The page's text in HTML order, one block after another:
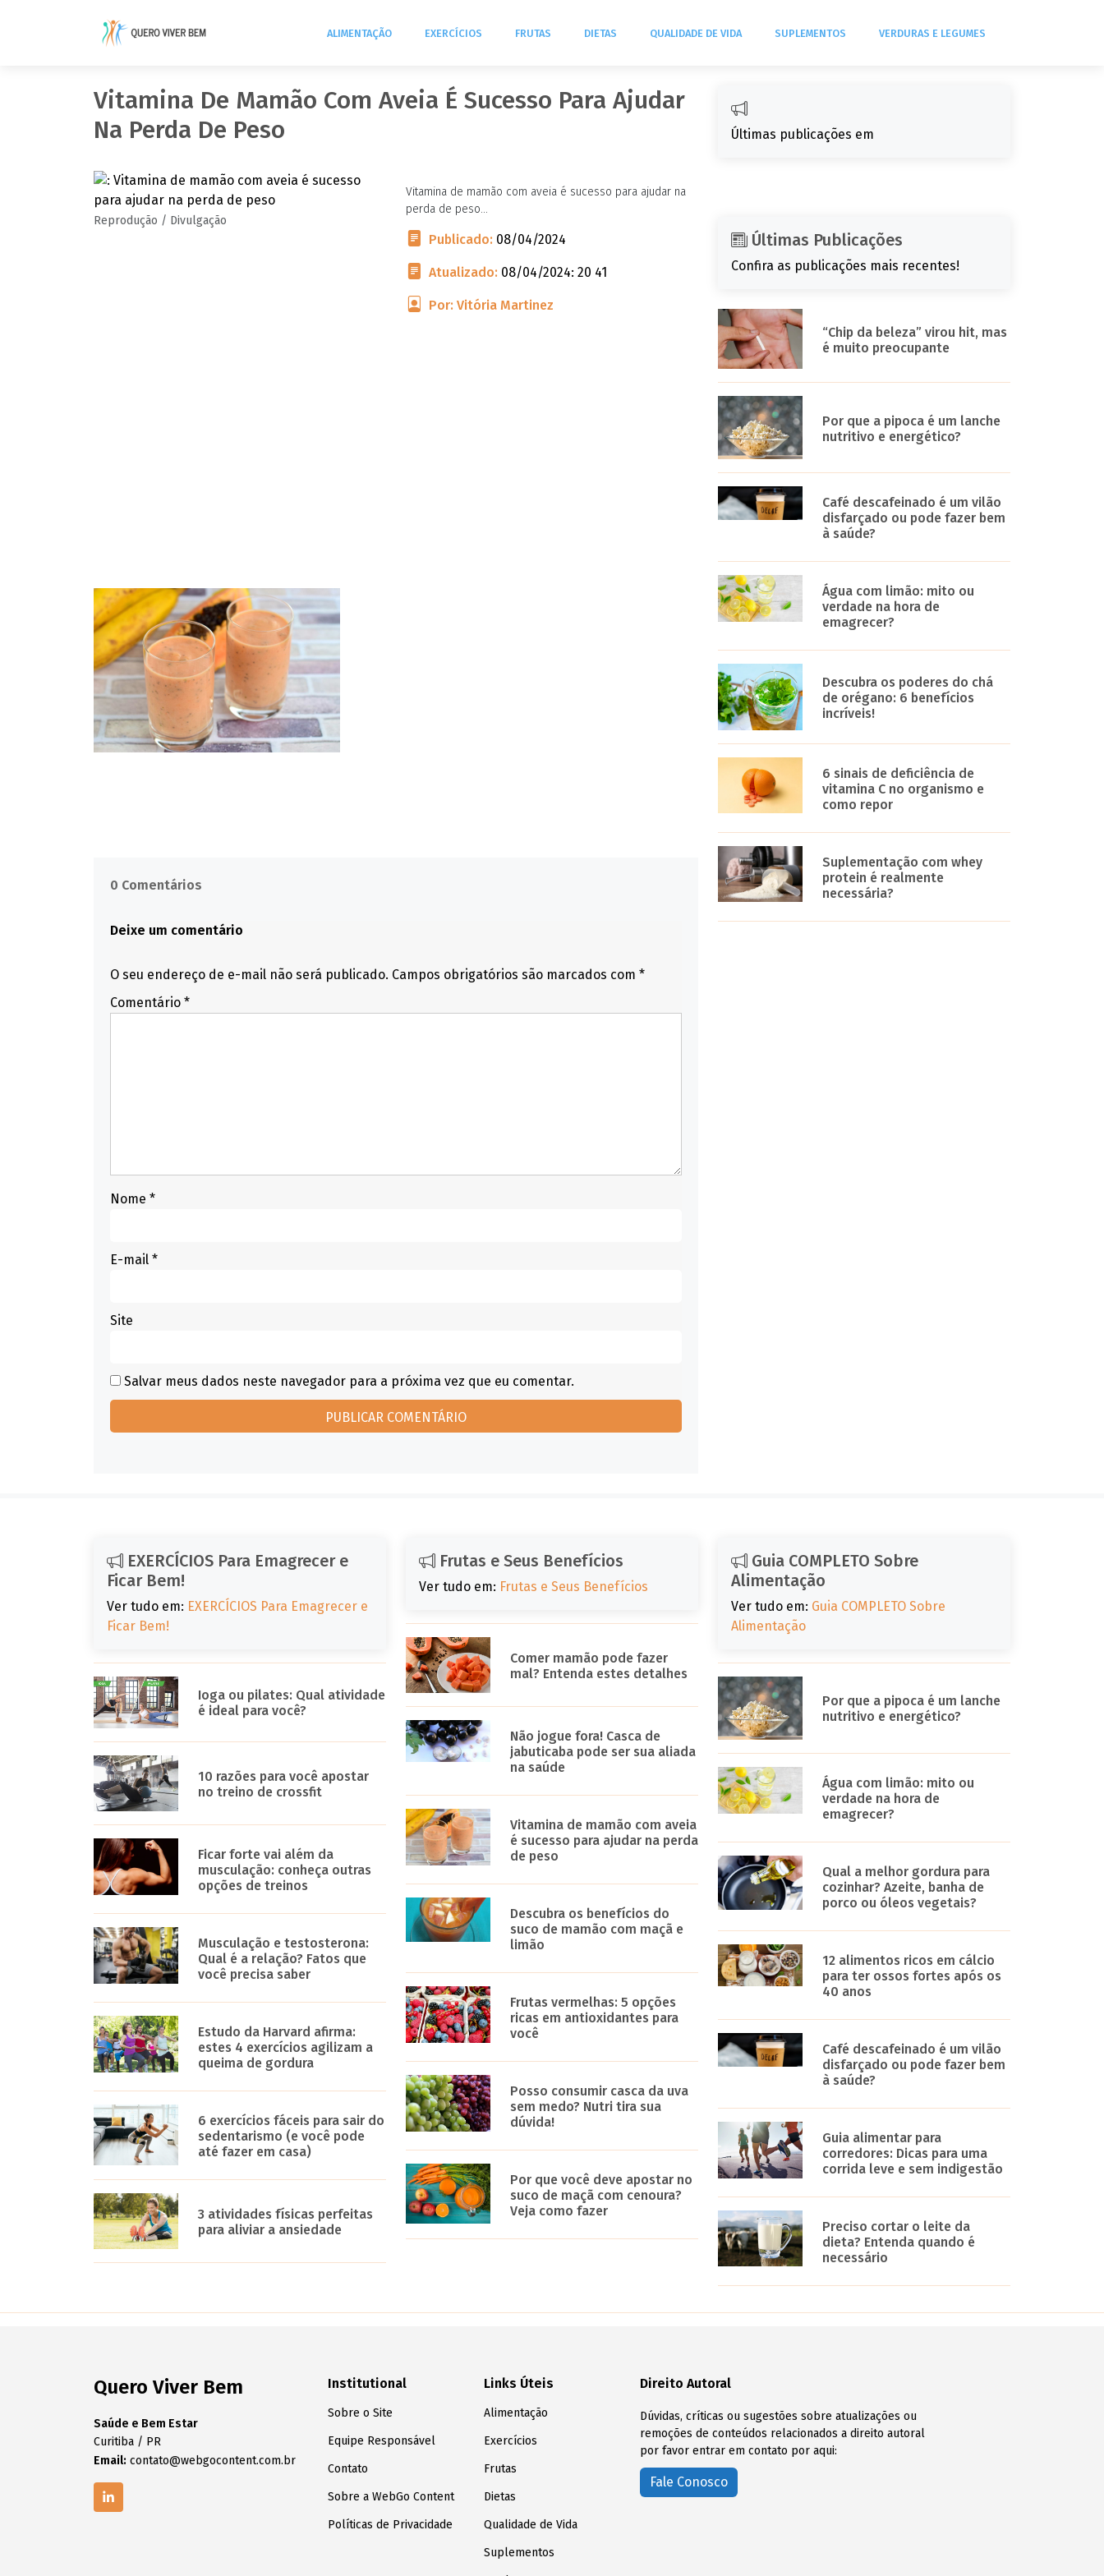
ALIMENTAÇÃO EXERCÍCIOS FRUTAS DIETAS QUALIDADE DE VIDA SUPLEMENTOS VERDURAS E LEGUMES
Vitamina De Mamão Com Aveia É Sucesso Para Ajudar
Na Perda De Peso
Reprodução / Divulgação
Vitamina de mamão com aveia é sucesso para ajudar na
perda de peso...
Publicado: 08/04/2024
Atualizado: 08/04/2024: 20 41
Por: Vitória Martinez
0 Comentários
Deixe um comentário
O seu endereço de e-mail não será publicado. Campos obrigatórios são marcados com *
Comentário *
Nome *
E-mail *
Site
Salvar meus dados neste navegador para a próxima vez que eu comentar.
Últimas publicações em
Últimas Publicações
Confira as publicações mais recentes!
“Chip da beleza” virou hit, mas
é muito preocupante
Por que a pipoca é um lanche
nutritivo e energético?
Café descafeinado é um vilão
disfarçado ou pode fazer bem
à saúde?
Água com limão: mito ou
verdade na hora de
emagrecer?
Descubra os poderes do chá
de orégano: 6 benefícios
incríveis!
6 sinais de deficiência de
vitamina C no organismo e
como repor
Suplementação com whey
protein é realmente
necessária?
EXERCÍCIOS Para Emagrecer e
Ficar Bem!
Ver tudo em: EXERCÍCIOS Para Emagrecer e
Ficar Bem!
Ioga ou pilates: Qual atividade
é ideal para você?
10 razões para você apostar
no treino de crossfit
Ficar forte vai além da
musculação: conheça outras
opções de treinos
Musculação e testosterona:
Qual é a relação? Fatos que
você precisa saber
Estudo da Harvard afirma:
estes 4 exercícios agilizam a
queima de gordura
6 exercícios fáceis para sair do
sedentarismo (e você pode
até fazer em casa)
3 atividades físicas perfeitas
para aliviar a ansiedade
Frutas e Seus Benefícios
Ver tudo em: Frutas e Seus Benefícios
Comer mamão pode fazer
mal? Entenda estes detalhes
Não jogue fora! Casca de
jabuticaba pode ser sua aliada
na saúde
Vitamina de mamão com aveia
é sucesso para ajudar na perda
de peso
Descubra os benefícios do
suco de mamão com maçã e
limão
Frutas vermelhas: 5 opções
ricas em antioxidantes para
você
Posso consumir casca da uva
sem medo? Nutri tira sua
dúvida!
Por que você deve apostar no
suco de maçã com cenoura?
Veja como fazer
Guia COMPLETO Sobre
Alimentação
Ver tudo em: Guia COMPLETO Sobre
Alimentação
Por que a pipoca é um lanche
nutritivo e energético?
Água com limão: mito ou
verdade na hora de
emagrecer?
Qual a melhor gordura para
cozinhar? Azeite, banha de
porco ou óleos vegetais?
12 alimentos ricos em cálcio
para ter ossos fortes após os
40 anos
Café descafeinado é um vilão
disfarçado ou pode fazer bem
à saúde?
Guia alimentar para
corredores: Dicas para uma
corrida leve e sem indigestão
Preciso cortar o leite da
dieta? Entenda quando é
necessário
Quero Viver Bem
Saúde e Bem Estar
Curitiba / PR
Email: contato@webgocontent.com.br
Institutional
Sobre o Site
Equipe Responsável
Contato
Sobre a WebGo Content
Políticas de Privacidade
Links Úteis
Alimentação
Exercícios
Frutas
Dietas
Qualidade de Vida
Suplementos
Direito Autoral
Dúvidas, críticas ou sugestões sobre atualizações ou
remoções de conteúdos relacionados a direito autoral
por favor entrar em contato por aqui:
Fale Conosco